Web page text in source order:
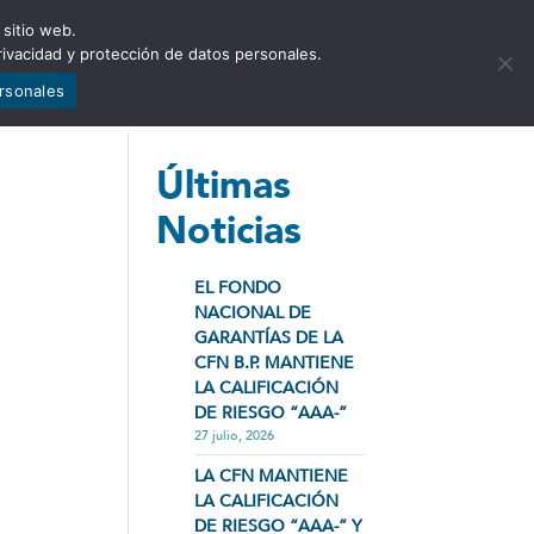
NOTICIAS CONTÁCTENOS
Últimas
Noticias
EL FONDO
NACIONAL DE
GARANTÍAS DE LA
CFN B.P. MANTIENE
LA CALIFICACIÓN
DE RIESGO “AAA-”
27 julio, 2026
LA CFN MANTIENE
LA CALIFICACIÓN
DE RIESGO “AAA-” Y
sitio web.
y protección de datos personales.